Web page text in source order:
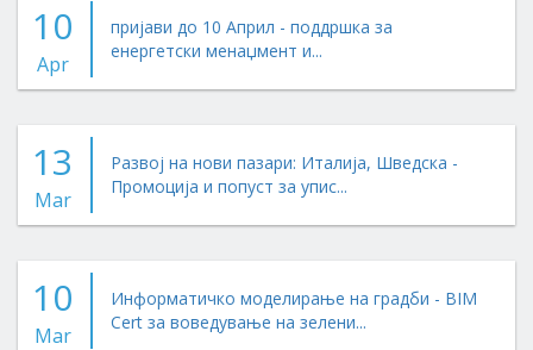
10
Apr
пријави до 10 Април - поддршка за
енергетски менаџмент и...
13
Mar
Развој на нови пазари: Италија, Шведска -
Промоција и попуст за упис...
10
Mar
Информатичко моделирање на градби - BIM
Cert за воведување на зелени...